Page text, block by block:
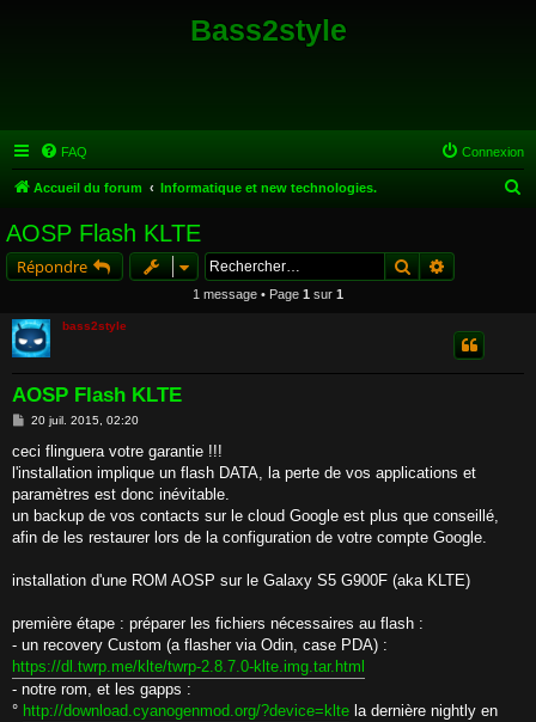
Bass2style
FAQ Connexion
Accueil du forum Informatique et new technologies.
AOSP Flash KLTE
Répondre RechercherRecherche
1 message • Page 1 sur 1
bass2style
AOSP Flash KLTE
M
s
a
g
20 juil. 2015, 02:20
ceci flinguera votre garantie !!!
l'installation implique un flash DATA, la perte de vos applications et
paramètres est donc inévitable.
un backup de vos contacts sur le cloud Google est plus que conseillé,
afin de les restaurer lors de la configuration de votre compte Google.
installation d'une ROM AOSP sur le Galaxy S5 G900F (aka KLTE)
première étape : préparer les fichiers nécessaires au flash :
- un recovery Custom (a flasher via Odin, case PDA) :
https://dl.twrp.me/klte/twrp-2.8.7.0-klte.img.tar.html
- notre rom, et les gapps :
° http://download.cyanogenmod.org/?device=klte la dernière nightly en